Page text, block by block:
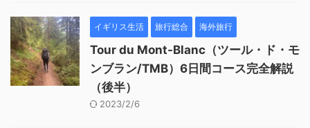
イギリス生活 旅行総合 海外旅行
Tour du Mont-Blanc（ツール・ド・モ
ンブラン/TMB）6日間コース完全解説
（後半）
2023/2/6